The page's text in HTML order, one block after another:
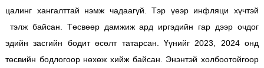
цалинг хангалттай нэмж чадаагүй. Тэр үеэр инфляци хүчтэй
тэлж байсан. Төсвөөр дамжиж ард иргэдийн гар дээр очдог
эдийн засгийн бодит өсөлт татарсан. Үүнийг 2023, 2024 онд
төсвийн бодлогоор нөхөж хийж байсан. Энэнтэй холбоотойгоор